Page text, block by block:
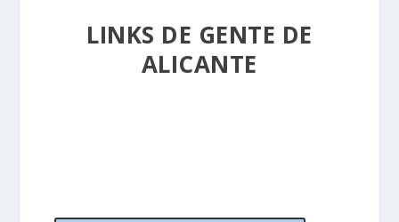
LINKS DE GENTE DE
ALICANTE